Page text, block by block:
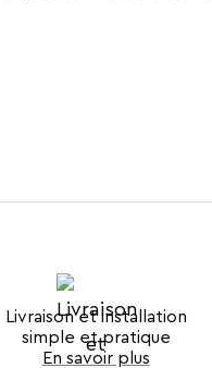
Livraison et installation
simple et pratique
En savoir plus